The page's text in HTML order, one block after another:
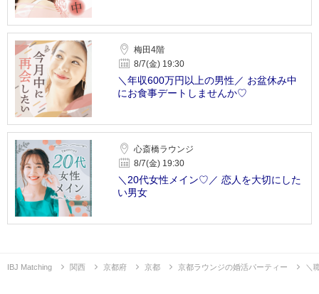
梅田4階
8/7(金) 19:30
＼年収600万円以上の男性／ お盆休み中
にお食事デートしませんか♡
心斎橋ラウンジ
8/7(金) 19:30
＼20代女性メイン♡／ 恋人を大切にした
い男女
IBJ Matching 関西 京都府 京都 京都ラウンジの婚活パーティー ＼